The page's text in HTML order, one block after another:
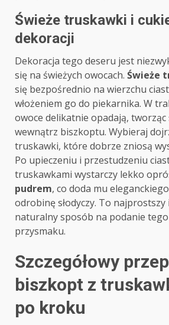
Świeże truskawki i
dekoracji
Dekoracja tego deseru jest
się na świeżych owocach. Świeże
się bezpośrednio na wierzchu
włożeniem go do piekarnika. W
owoce delikatnie opadają,
wewnątrz biszkoptu. Wybieraj
truskawki, które dobrze zniosą
Po upieczeniu i przestudzeniu
truskawkami wystarczy lekko
pudrem, co doda mu
odrobinę słodyczy. To
naturalny sposób na podanie
przysmaku.
Szczegółowy
biszkopt z
po kroku